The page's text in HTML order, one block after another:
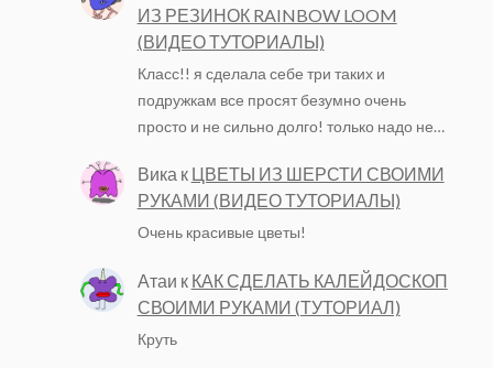
ИЗ РЕЗИНОК RAINBOW LOOM
(ВИДЕО ТУТОРИАЛЫ)
Класс!! я сделала себе три таких и
подружкам все просят безумно очень
просто и не сильно долго! только надо не…
Вика к ЦВЕТЫ ИЗ ШЕРСТИ СВОИМИ
РУКАМИ (ВИДЕО ТУТОРИАЛЫ)
Очень красивые цветы!
Атаи к КАК СДЕЛАТЬ КАЛЕЙДОСКОП
СВОИМИ РУКАМИ (ТУТОРИАЛ)
Круть